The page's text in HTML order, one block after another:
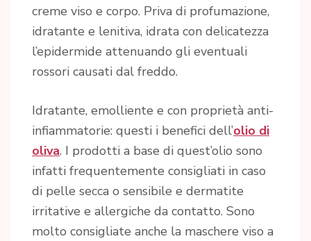
creme viso e corpo. Priva di profumazione,
idratante e lenitiva, idrata con delicatezza
l’epidermide attenuando gli eventuali
rossori causati dal freddo.
Idratante, emolliente e con proprietà anti-
infiammatorie: questi i benefici dell’olio di
oliva. I prodotti a base di quest’olio sono
infatti frequentemente consigliati in caso
di pelle secca o sensibile e dermatite
irritative e allergiche da contatto. Sono
molto consigliate anche la maschere viso a